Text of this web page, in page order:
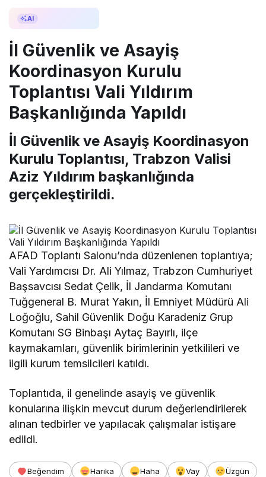
AI
İl Güvenlik ve Asayiş
Koordinasyon Kurulu
Toplantısı Vali Yıldırım
Başkanlığında Yapıldı
İl Güvenlik ve Asayiş Koordinasyon
Kurulu Toplantısı, Trabzon Valisi
Aziz Yıldırım başkanlığında
gerçekleştirildi.
AFAD Toplantı Salonu’nda düzenlenen toplantıya;
Vali Yardımcısı Dr. Ali Yılmaz, Trabzon Cumhuriyet
Başsavcısı Sedat Çelik, İl Jandarma Komutanı
Tuğgeneral B. Murat Yakın, İl Emniyet Müdürü Ali
Loğoğlu, Sahil Güvenlik Doğu Karadeniz Grup
Komutanı SG Binbaşı Aytaç Bayırlı, ilçe
kaymakamları, güvenlik birimlerinin yetkilileri ve
ilgili kurum temsilcileri katıldı.
Toplantıda, il genelinde asayiş ve güvenlik
konularına ilişkin mevcut durum değerlendirilerek
alınan tedbirler ve yapılacak çalışmalar istişare
edildi.
Beğendim Harika Haha Vay
Üzgün